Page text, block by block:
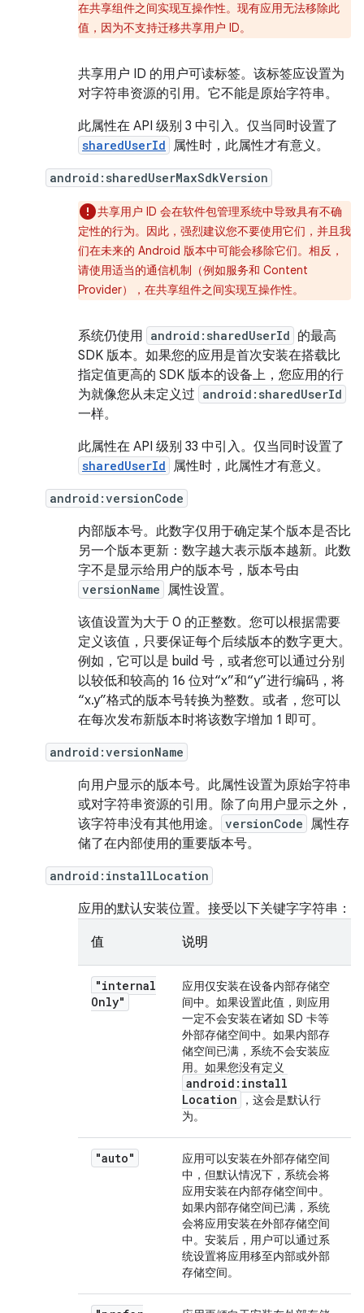
在共享组件之间实现互操作性。现有应用无法移除此
值，因为不支持迁移共享用户 ID。
共享用户 ID 的用户可读标签。该标签应设置为
对字符串资源的引用。它不能是原始字符串。
此属性在 API 级别 3 中引入。仅当同时设置了
sharedUserId 属性时，此属性才有意义。
android:sharedUserMaxSdkVersion
共享用户 ID 会在软件包管理系统中导致具有不确
定性的行为。因此，强烈建议您不要使用它们，并且我
们在未来的 Android 版本中可能会移除它们。相反，
请使用适当的通信机制（例如服务和 Content
Provider），在共享组件之间实现互操作性。
系统仍使用 android:sharedUserId 的最高
SDK 版本。如果您的应用是首次安装在搭载比
指定值更高的 SDK 版本的设备上，您应用的行
为就像您从未定义过 android:sharedUserId
一样。
此属性在 API 级别 33 中引入。仅当同时设置了
sharedUserId 属性时，此属性才有意义。
android:versionCode
内部版本号。此数字仅用于确定某个版本是否比
另一个版本更新：数字越大表示版本越新。此数
字不是显示给用户的版本号，版本号由
versionName 属性设置。
该值设置为大于 0 的正整数。您可以根据需要
定义该值，只要保证每个后续版本的数字更大。
例如，它可以是 build 号，或者您可以通过分别
以较低和较高的 16 位对“x”和“y”进行编码，将
“x.y”格式的版本号转换为整数。或者，您可以
在每次发布新版本时将该数字增加 1 即可。
android:versionName
向用户显示的版本号。此属性设置为原始字符串
或对字符串资源的引用。除了向用户显示之外，
该字符串没有其他用途。
versionCode 属性存
储了在内部使用的重要版本号。
android:installLocation
应用的默认安装位置。接受以下关键字字符串：
值 说明
"internal
Only"
应用仅安装在设备内部存储空
间中。如果设置此值，则应用
一定不会安装在诸如 SD 卡等
外部存储空间中。如果内部存
储空间已满，系统不会安装应
用。如果您没有定义
android:install
Location
，这会是默认行
为。
"auto"
应用可以安装在外部存储空间
中，但默认情况下，系统会将
应用安装在内部存储空间中。
如果内部存储空间已满，系统
会将应用安装在外部存储空间
中。安装后，用户可以通过系
统设置将应用移至内部或外部
存储空间。